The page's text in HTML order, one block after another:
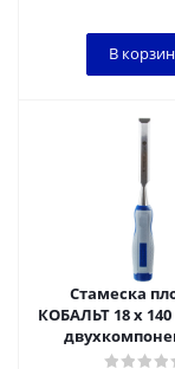
В
Стамеска
КОБАЛЬТ 18 х
рукоятка (1 шт.)